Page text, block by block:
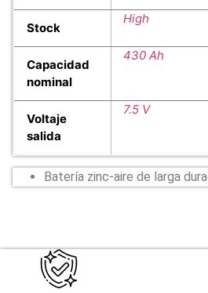
Stock
High
Capacidad
nominal
430 Ah
Voltaje
salida
7.5 V
Batería zinc-aire de larga